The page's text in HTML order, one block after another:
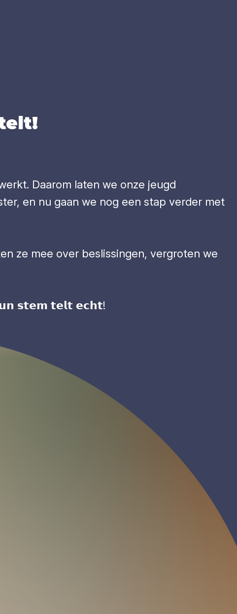
Daarom laten we onze jeugd
en nu gaan we nog een stap verder met
ze mee over beslissingen, vergroten we
𝘀𝘁𝗲𝗺 𝘁𝗲𝗹𝘁 𝗲𝗰𝗵𝘁!